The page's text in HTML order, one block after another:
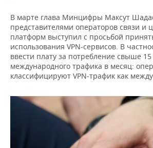
ВОДНЫЕ ВИДЫ СПОРТА
ХОККЕЙ С МЯЧОМ
ОБРАЗОВАНИЕ
ПРОИСШЕСТВИЯ
В марте глава Минцифры Максут
представителями операторов связи и
платформ выступил с просьбой
использования VPN‑сервисов. В
ввести плату за потребление свыше 15
международного трафика в месяц:
классифицируют VPN‑трафик как